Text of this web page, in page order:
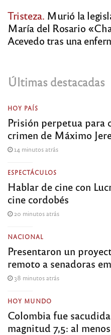
Tristeza. Murió la
María del Rosario
Acevedo tras una
Últimas destacadas
HOY PAÍS
Prisión perpetua para
crimen de Máximo
14 minutos atrás
ESPECTÁCULOS
Hablar de cine con
cine cordobés
20 minutos atrás
NACIONAL
Presentaron un
remoto a senadoras
38 minutos atrás
HOY MUNDO
Colombia fue
magnitud 7,5: al